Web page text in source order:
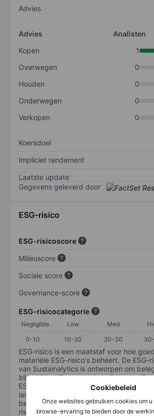
Cookiebeleid
Onze websites gebruiken cookies om
browse-ervaring te bieden door de
Advies
Advies
Analisten
Kopen
1
Overwegen
0
Houden
0
Onderwegen
0
Verkopen
0
Koersdoel
Impliciet rendement
Laatste update
Gegevens geleverd door
ESG-risico
ESG-risicoscore
Milieuscore
Sociale score
Governance-score
ESG-risicocategorie
Negligible Low Med
0-10
10-20 20-30
ESG-risico is een maatstaf voor hoe
materiële ESG-risico's beheert. De ESG-
van Sustainalytics is ontworpen om
bij het identificeren en begrijpen van
ESG-risico's op bedrijfsniveau en hoe
langetermijnprestaties van
beïnvloeden. De schaal loopt van 0-100.
risico, hoe beter (0 staat voor geen risico